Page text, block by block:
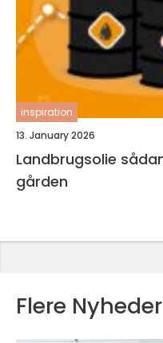
inspiration
13. January 2026
Landbrugsolie sådan vælger du rigtigt til
gården
Flere Nyheder